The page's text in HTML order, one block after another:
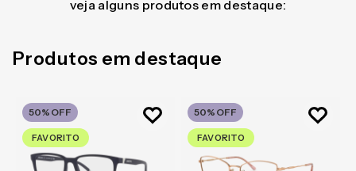
veja alguns produtos em destaque:
Produtos em destaque
50% OFF
FAVORITO
50% OFF
FAVORITO